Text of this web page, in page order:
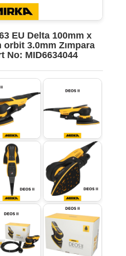
EU Delta 100mm x
orbit 3.0mm Zımpara
No: MID6634044